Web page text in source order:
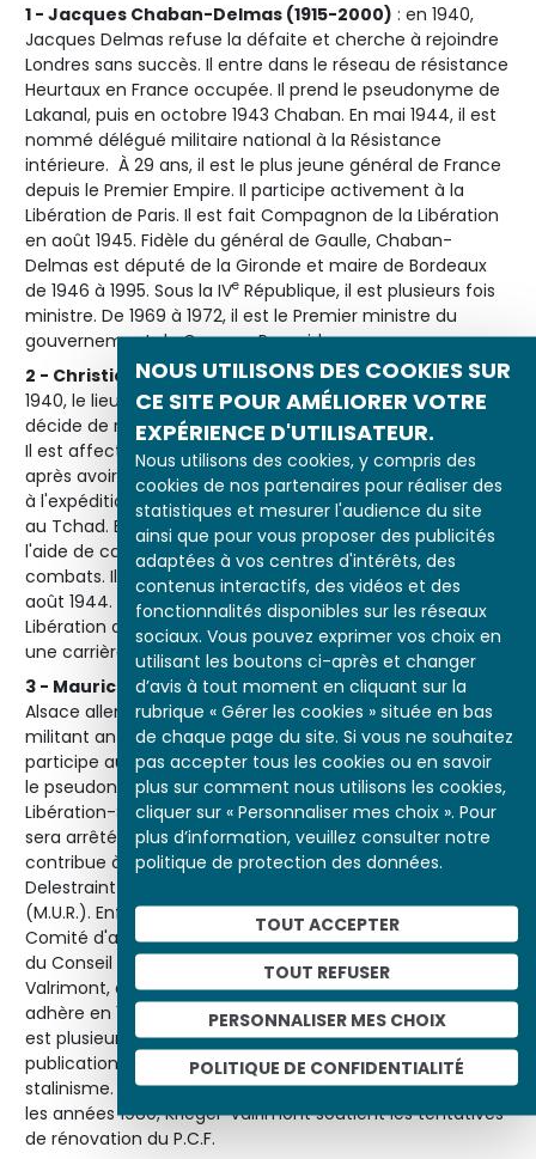
NOUS UTILISONS DES COOKIES SUR
CE SITE POUR AMÉLIORER VOTRE
EXPÉRIENCE D'UTILISATEUR.
Nous utilisons des cookies, y compris des
cookies de nos partenaires pour réaliser des
statistiques et mesurer l'audience du site
ainsi que pour vous proposer des publicités
adaptées à vos centres d'intérêts, des
contenus interactifs, des vidéos et des
fonctionnalités disponibles sur les réseaux
sociaux. Vous pouvez exprimer vos choix en
utilisant les boutons ci-après et changer
d’avis à tout moment en cliquant sur la
rubrique « Gérer les cookies » située en bas
de chaque page du site. Si vous ne souhaitez
pas accepter tous les cookies ou en savoir
plus sur comment nous utilisons les cookies,
cliquer sur « Personnaliser mes choix ». Pour
plus d’information, veuillez consulter notre
politique de protection des données.
TOUT ACCEPTER
TOUT REFUSER
PERSONNALISER MES CHOIX
POLITIQUE DE CONFIDENTIALITÉ
1 - Jacques Chaban-Delmas (1915-2000) : en 1940,
Jacques Delmas refuse la défaite et cherche à rejoindre
Londres sans succès. Il entre dans le réseau de résistance
Heurtaux en France occupée. Il prend le pseudonyme de
Lakanal, puis en octobre 1943 Chaban. En mai 1944, il est
nommé délégué militaire national à la Résistance
intérieure. À 29 ans, il est le plus jeune général de France
depuis le Premier Empire. Il participe activement à la
Libération de Paris. Il est fait Compagnon de la Libération
en août 1945. Fidèle du général de Gaulle, Chaban-
Delmas est député de la Gironde et maire de Bordeaux
de 1946 à 1995. Sous la IVe République, il est plusieurs fois
ministre. De 1969 à 1972, il est le Premier ministre du
gouvernement de Georges Pompidou.
2 - Christian Girard (1915-1985): lors de l'armistice de
1940, le lieutenant Christian Girard est replié à Brest. Il
décide de rejoindre Londres, où il débarque le 19 juin 1940.
Il est affecté à l'état-major des Forces Françaises Libres,
après avoir été présenté à de Gaulle. Après avoir participé
à l'expédition de Dakar, il est envoyé au Cameroun puis
au Tchad. En novembre 1942, Christian Girard devient
l'aide de camp du général Leclerc et participe à tous ses
combats. Il débarque à Utah Beach avec le 2
e DB le 1
août 1944. En août 1945, il est fait Compagnon de la
Libération avant d'être démobilisé. Après la guerre, il fait
une carrière de diplomate.
3 - Maurice Kriegel-Valrimont (1914-2006): né en
Alsace allemande, Maurice Kriegel devient très jeune un
militant antifaciste et un membre actif de la C.G.T. Il
participe aux grèves de 1936. En novembre 1942, il prend
le pseudonyme de Valrimont en rejoignant le groupe
Libération-Sud, dirigé par Raymond Aubrac avec qui il
sera arrêté puis libéré par Lucie Aubrac en 1943. Il
contribue à organiser l'armée secrète dirigée par
Delestraint et les Mouvements Unis de Résistance
(M.U.R.). Enfin, il devient le délégué de la zone sud du
Comité d'action militaire (C.O.M.A.C.), branche militaire
du Conseil national de la Résistance (C.N.R.). Kriegel-
Valrimont, à ce titre, participe à la Libération de Paris. Il
adhère en 1947 du Parti communiste français (P.C.F.) et
est plusieurs fois élu. Il quitte le P.C.F. en 1961 après la
publication du rapport Khrouchtchev sur les crimes du
stalinisme. Il travaille ensuite à la Sécurité sociale. Dans
les années 1980, Kriegel-Valrimont soutient les tentatives
de rénovation du P.C.F.